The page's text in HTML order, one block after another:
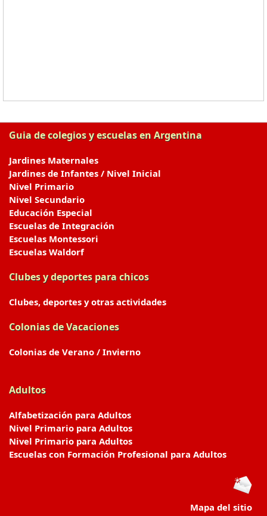
Guia de colegios y escuelas en Argentina
Jardines Maternales
Jardines de Infantes / Nivel Inicial
Nivel Primario
Nivel Secundario
Educación Especial
Escuelas de Integración
Escuelas Montessori
Escuelas Waldorf
Clubes y deportes para chicos
Clubes, deportes y otras actividades
Colonias de Vacaciones
Colonias de Verano / Invierno
Adultos
Alfabetización para Adultos
Nivel Primario para Adultos
Nivel Primario para Adultos
Escuelas con Formación Profesional para Adultos
Mapa del sitio